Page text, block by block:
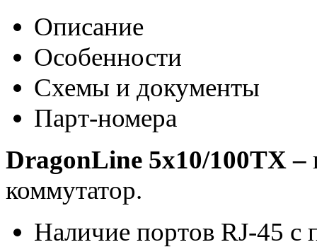
Описание
Особенности
Схемы и документы
Парт-номера
DragonLine 5x10/100TX –
коммутатор.
Наличие портов RJ-45 с